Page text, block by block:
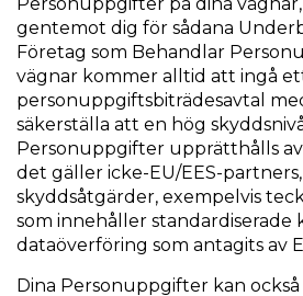
gentemot dig för sådana
Företag som Behandlar
vägnar kommer alltid att ingå
personuppgiftsbiträdesavtal
säkerställa att en hög
Personuppgifter upprätthålls av
det gäller icke-EU/EES-partners,
skyddsåtgärder, exempelvis
som innehåller standardiserade
dataöverföring som antagits av
Dina Personuppgifter kan också